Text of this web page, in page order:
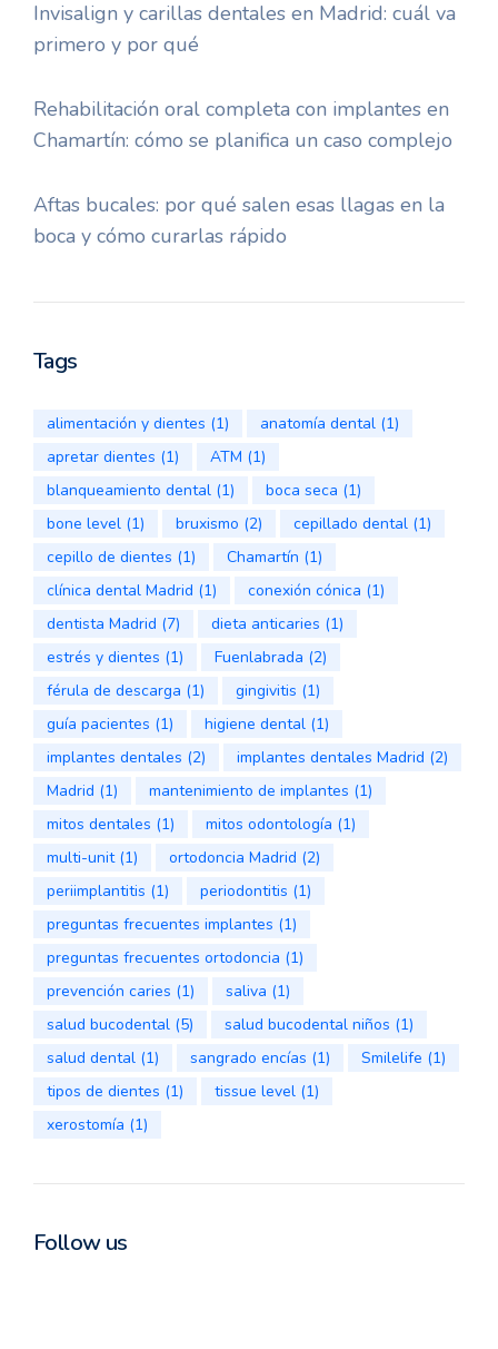
Invisalign y carillas dentales en Madrid: cuál va
primero y por qué
Rehabilitación oral completa con implantes en
Chamartín: cómo se planifica un caso complejo
Aftas bucales: por qué salen esas llagas en la
boca y cómo curarlas rápido
Tags
alimentación y dientes (1) anatomía dental (1)
apretar dientes (1) ATM (1)
blanqueamiento dental (1) boca seca (1)
bone level (1) bruxismo (2) cepillado dental (1)
cepillo de dientes (1) Chamartín (1)
clínica dental Madrid (1) conexión cónica (1)
dentista Madrid (7) dieta anticaries (1)
estrés y dientes (1) Fuenlabrada (2)
férula de descarga (1) gingivitis (1)
guía pacientes (1) higiene dental (1)
implantes dentales (2) implantes dentales Madrid (2)
Madrid (1) mantenimiento de implantes (1)
mitos dentales (1) mitos odontología (1)
multi-unit(1) ortodoncia Madrid (2)
periimplantitis (1) periodontitis (1)
preguntas frecuentes implantes (1)
preguntas frecuentes ortodoncia (1)
prevención caries (1) saliva (1)
salud bucodental (5) salud bucodental niños (1)
salud dental (1) sangrado encías (1) Smilelife (1)
tipos de dientes (1) tissue level (1)
xerostomía (1)
Follow us